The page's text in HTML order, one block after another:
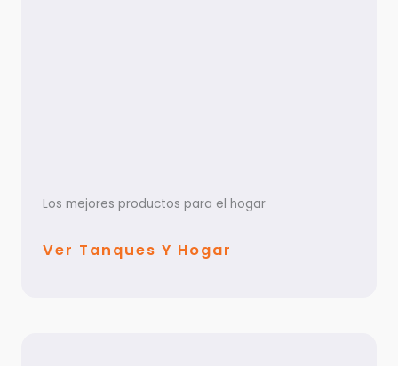
Los mejores productos para el hogar
Ver Tanques Y Hogar